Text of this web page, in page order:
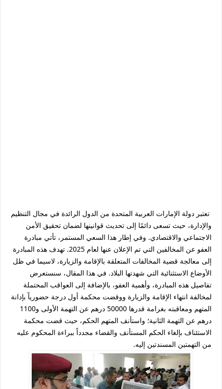
تعتبر دولة الإمارات العربية المتحدة من الدول الرائدة في مجال التنظيم
والإدارة، حيث تسعى دائمًا إلى تحديث قوانينها لضمان تحقيق الأمن
الاجتماعي والاقتصادي. وفي إطار هذا السعي المستمر، تأتي مبادرة
العفو عن المخالفين التي تم الإعلان عنها لعام 2025. تهدف هذه المبادرة
إلى معالجة قضية المخالفات المتعلقة بالإقامة والزيارة، لاسيما في ظل
الأوضاع الاستثنائية التي شهدتها البلاد. في هذا المقال، سنستعرض
تفاصيل هذه المبادرة، وأهمية العفو، بالإضافة إلى العواقب المحتملة
لمخالفة انتهاء الإقامة والزيارة ووقضت محكمة أول درجة حضورياً بإدانة
المتهم ومعاقبته بغرامة قدرها 50000 درهم عن التهمة الأولى و1100
درهم عن التهمة الثانية؛ واستأنف المتهم الحكم، حيث قضت محكمة
الاستئناف بإلغاء الحكم المستأنف والقضاء مجدداً ببراءة المحكوم عليه
من التهمتين المسندتين إليه.